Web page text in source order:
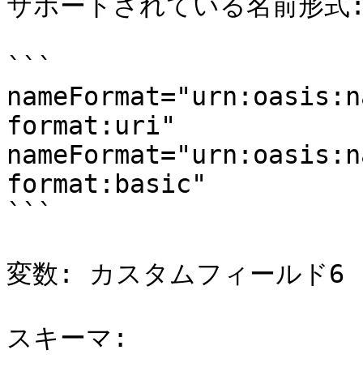
```
format:uri"
format:basic"
```
変数: カスタムフィールド6
スキーマ: